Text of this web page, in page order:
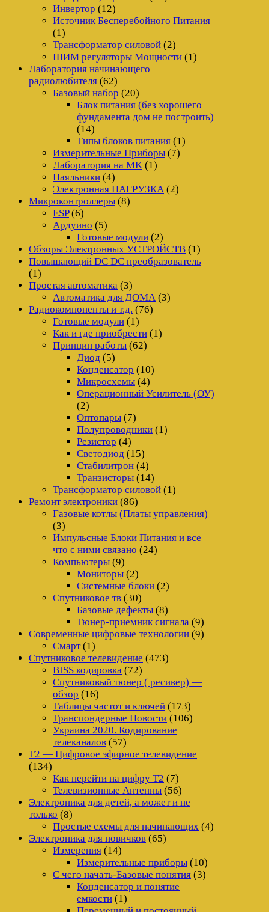
Инвертор (12)
Источник Бесперебойного Питания
(1)
Трансформатор силовой (2)
ШИМ регуляторы Мощности (1)
Лаборатория начинающего
радиолюбителя (62)
Базовый набор (20)
Блок питания (без хорошего
фундамента дом не построить)
(14)
Типы блоков питания (1)
Измерительные Приборы (7)
Лаборатория на MK (1)
Паяльники (4)
Электронная НАГРУЗКА (2)
Микроконтроллеры (8)
ESP(6)
Ардуино (5)
Готовые модули (2)
Обзоры Электронных УСТРОЙСТВ (1)
Повышающий DC DC преобразователь
(1)
Простая автоматика (3)
Автоматика для ДОМА (3)
Радиокомпоненты и т.д. (76)
Готовые модули (1)
Как и где приобрести (1)
Принцип работы (62)
Диод (5)
Конденсатор (10)
Микросхемы (4)
Операционный Усилитель (ОУ)
(2)
Оптопары (7)
Полупроводники (1)
Резистор (4)
Светодиод (15)
Стабилитрон (4)
Транзисторы (14)
Трансформатор силовой (1)
Ремонт электроники (86)
Газовые котлы (Платы управления)
(3)
Импульсные Блоки Питания и все
что с ними связано (24)
Компьютеры (9)
Мониторы (2)
Системные блоки (2)
Спутниковое тв (30)
Базовые дефекты (8)
Тюнер-приемник сигнала (9)
Современные цифровые технологии (9)
Смарт(1)
Спутниковое телевидение (473)
BISS кодировка (72)
Спутниковый тюнер ( ресивер) —
обзор (16)
Таблицы частот и ключей (173)
Транспондерные Новости (106)
Украина 2020. Кодирование
телеканалов (57)
Т2 — Цифровое эфирное телевидение
(134)
Как перейти на цифру Т2 (7)
Телевизионные Антенны (56)
Электроника для детей, а может и не
только (8)
Простые схемы для начинающих (4)
Электроника для новичков (65)
Измерения (14)
Измерительные приборы (10)
С чего начать-Базовые понятия (3)
Конденсатор и понятие
емкости (1)